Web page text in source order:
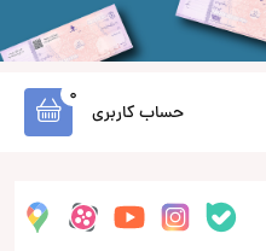
حساب کاربری
0